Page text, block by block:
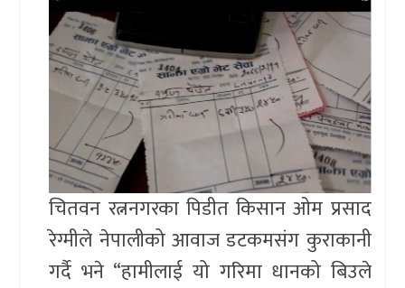
चितवन रत्ननगरका पिडीत किसान ओम प्रसाद
रेग्मीले नेपालीको आवाज डटकमसंग कुराकानी
गर्दै भने “हामीलाई यो गरिमा धानको बिउले